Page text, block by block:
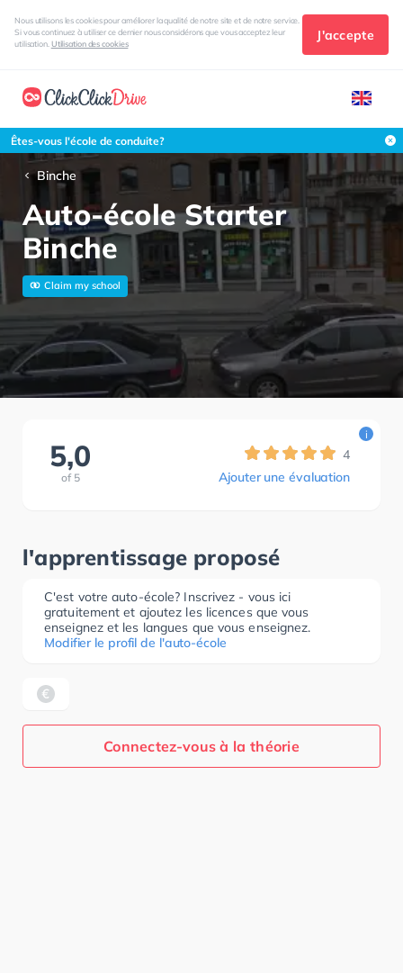
Nous utilisons les cookies pour améliorer la qualité de notre site et de notre service.
Si vous continuez à utiliser ce dernier nous considérons que vous acceptez leur
utilisation. Utilisation des cookies
J'accepte
Êtes-vous l'école de conduite?
Binche
Auto-école Starter
Binche
Claim my school
5,0
of 5
4
Ajouter une évaluation
i
l'apprentissage proposé
C'est votre auto-école? Inscrivez - vous ici
gratuitement et ajoutez les licences que vous
enseignez et les langues que vous enseignez.
Modifier le profil de l'auto-école
Connectez-vous à la théorie